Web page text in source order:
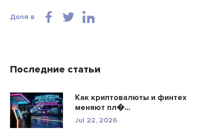
Доля в
Последние статьи
Как криптовалюты и финтех
меняют пл�...
Jul 22, 2026